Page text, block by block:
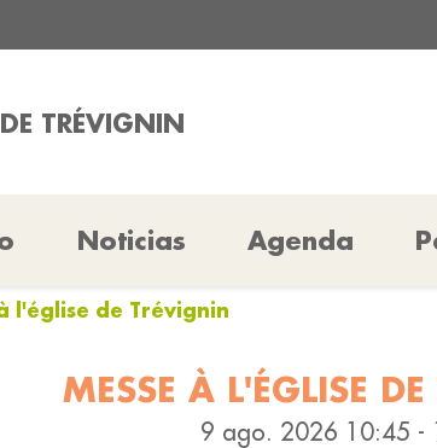
TRÉVIGNIN
Noticias Agenda
l'église de Trévignin
MESSE À L'ÉGLISE
9 ago. 2026 10:45 -